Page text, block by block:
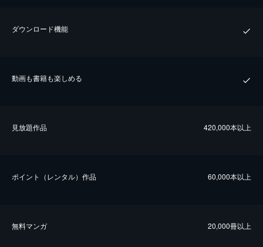
ダウンロード機能
動画も書籍も楽しめる
⾒放題作品 420,000本以上
ポイント（レンタル）作品 60,000本以上
無料マンガ 20,000冊以上